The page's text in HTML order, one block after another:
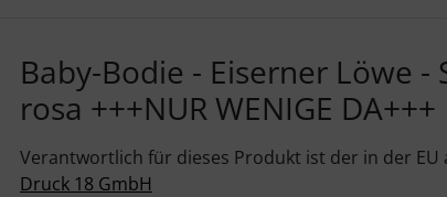
Baby-Bodie - Eiserner Löwe -
rosa +++NUR WENIGE DA+++
Verantwortlich für dieses Produkt ist der in der EU
Druck 18 GmbH
um zwischen den Bildern zu navigieren. Zum